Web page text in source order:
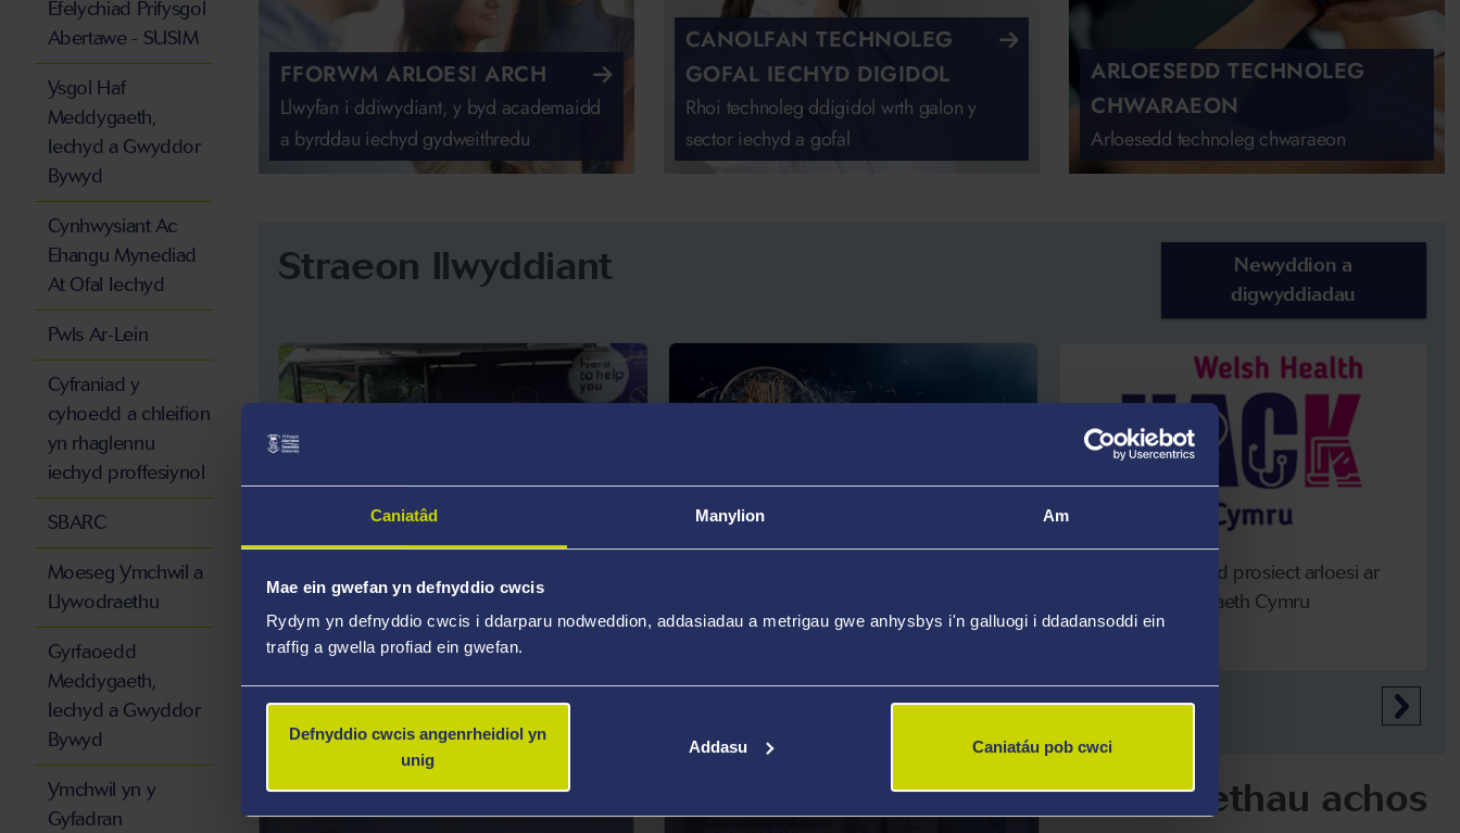
Caniatâd Manylion Am
Mae ein gwefan yn defnyddio cwcis
Rydym yn defnyddio cwcis i ddarparu nodweddion, addasiadau a metrigau gwe anhysbys i'n galluogi i ddadansoddi ein
traffig a gwella profiad ein gwefan.
Defnyddio cwcis angenrheidiol yn
unig
Addasu Caniatáu pob cwci
FFORWM ARLOESI ARCH
Llwyfan i ddiwydiant, y byd academaidd
a byrddau iechyd gydweithredu
CANOLFAN TECHNOLEG
GOFAL IECHYD DIGIDOL
Rhoi technoleg ddigidol wrth galon y
sector iechyd a gofal
ARLOESEDD TECHNOLEG
CHWARAEON
Arloesedd technoleg chwaraeon
Straeon llwyddiant
Newyddion a
digwyddiadau
hepatitis C yn cyflymu diagnosis a
thriniaeth ac
gofal yn Ne Orllewin Cymru
£250,000 o gyllid prosiect arloesi ar
gael gan Lywodraeth Cymru
Astudiaethau achos
Efelychiad Prifysgol
Abertawe - SUSIM
Ysgol Haf
Meddygaeth,
Iechyd a Gwyddor
Bywyd
Cynhwysiant Ac
Ehangu Mynediad
At Ofal Iechyd
Pwls Ar-Lein
Cyfraniad y
cyhoedd a chleifion
yn rhaglennu
iechyd proffesiynol
SBARC
Moeseg Ymchwil a
Llywodraethu
Gyrfaoedd
Meddygaeth,
Iechyd a Gwyddor
Bywyd
Ymchwil yn y
Gyfadran